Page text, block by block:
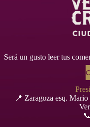
Será un gusto leer tus
📍 Zaragoza esq.